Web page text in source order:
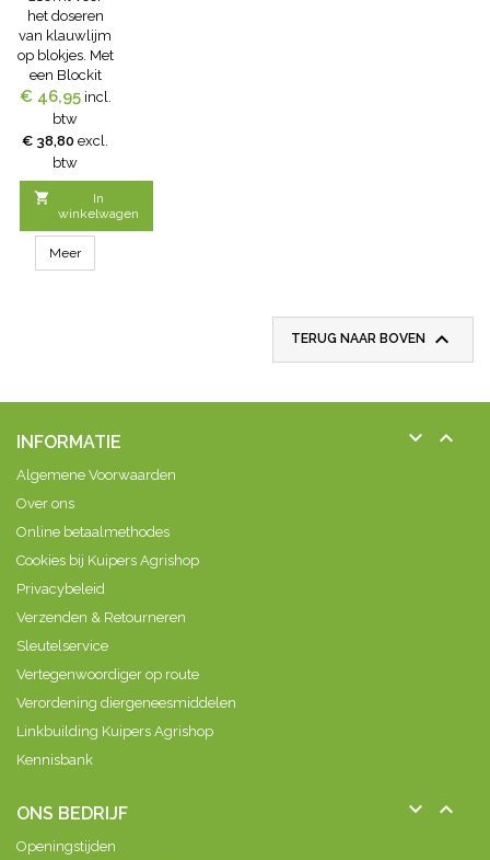
het doseren
van klauwlijm
op blokjes. Met
een Blockit
doseerpistool
is het
eenvoudig om
klauwlijm uit
doseren om
vervolgens de
klosje onder
de klauwen
van koeien te
van 210 ml
€ 46,95 incl.
btw
€ 38,80 excl.
btw

In
winkelwagen
Meer
TERUG NAAR BOVEN 
INFORMATIE  
Algemene Voorwaarden
Over ons
Online betaalmethodes
Cookies bij Kuipers Agrishop
Privacybeleid
Verzenden & Retourneren
Sleutelservice
Vertegenwoordiger op route
Verordening diergeneesmiddelen
Linkbuilding Kuipers Agrishop
Kennisbank
ONS BEDRIJF  
Openingstijden